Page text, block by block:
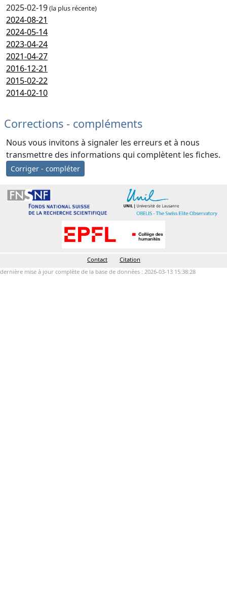
2025-02-19(la plus récente)
2024-08-21
2024-05-14
2023-04-24
2021-04-27
2016-12-21
2015-02-22
2014-02-10
Corrections - compléments
Nous vous invitons à signaler les erreurs et à nous
transmettre des informations qui complètent les fiches.
Corriger - compléter
Contact
Citation
dernière mise à jour complète de la base de données : 2026-03-13 15:38:28